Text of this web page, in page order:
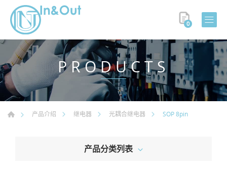
0
PRODUCTS
产品介绍 继电器 光耦合继电器 SOP 8pin
产品分类列表